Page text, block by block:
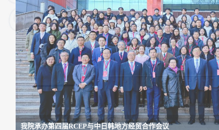
我院承办第四届RCEP与中日韩地方经贸合作会议